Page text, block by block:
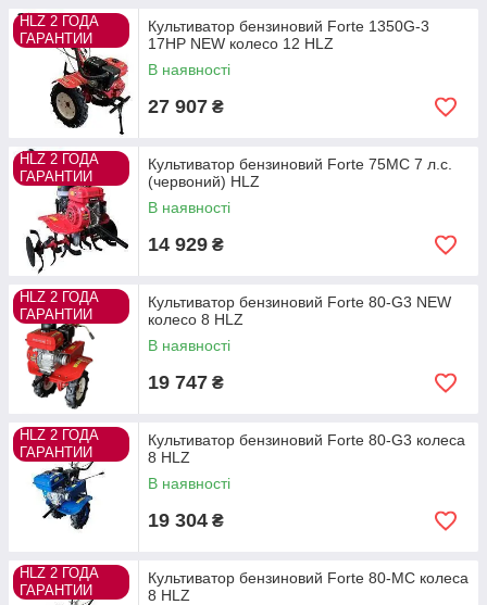
HLZ 2 ГОДА
ГАРАНТИИ
Культиватор бензиновий Forte 1350G-3
17HP NEW колесо 12 HLZ
В наявності
27 907 ₴
HLZ 2 ГОДА
ГАРАНТИИ
Культиватор бензиновий Forte 75MC 7 л.с.
(червоний) HLZ
В наявності
14 929 ₴
HLZ 2 ГОДА
ГАРАНТИИ
Культиватор бензиновий Forte 80-G3 NEW
колесо 8 HLZ
В наявності
19 747 ₴
HLZ 2 ГОДА
ГАРАНТИИ
Культиватор бензиновий Forte 80-G3 колеса
8 HLZ
В наявності
19 304 ₴
HLZ 2 ГОДА
ГАРАНТИИ
Культиватор бензиновий Forte 80-MC колеса
8 HLZ